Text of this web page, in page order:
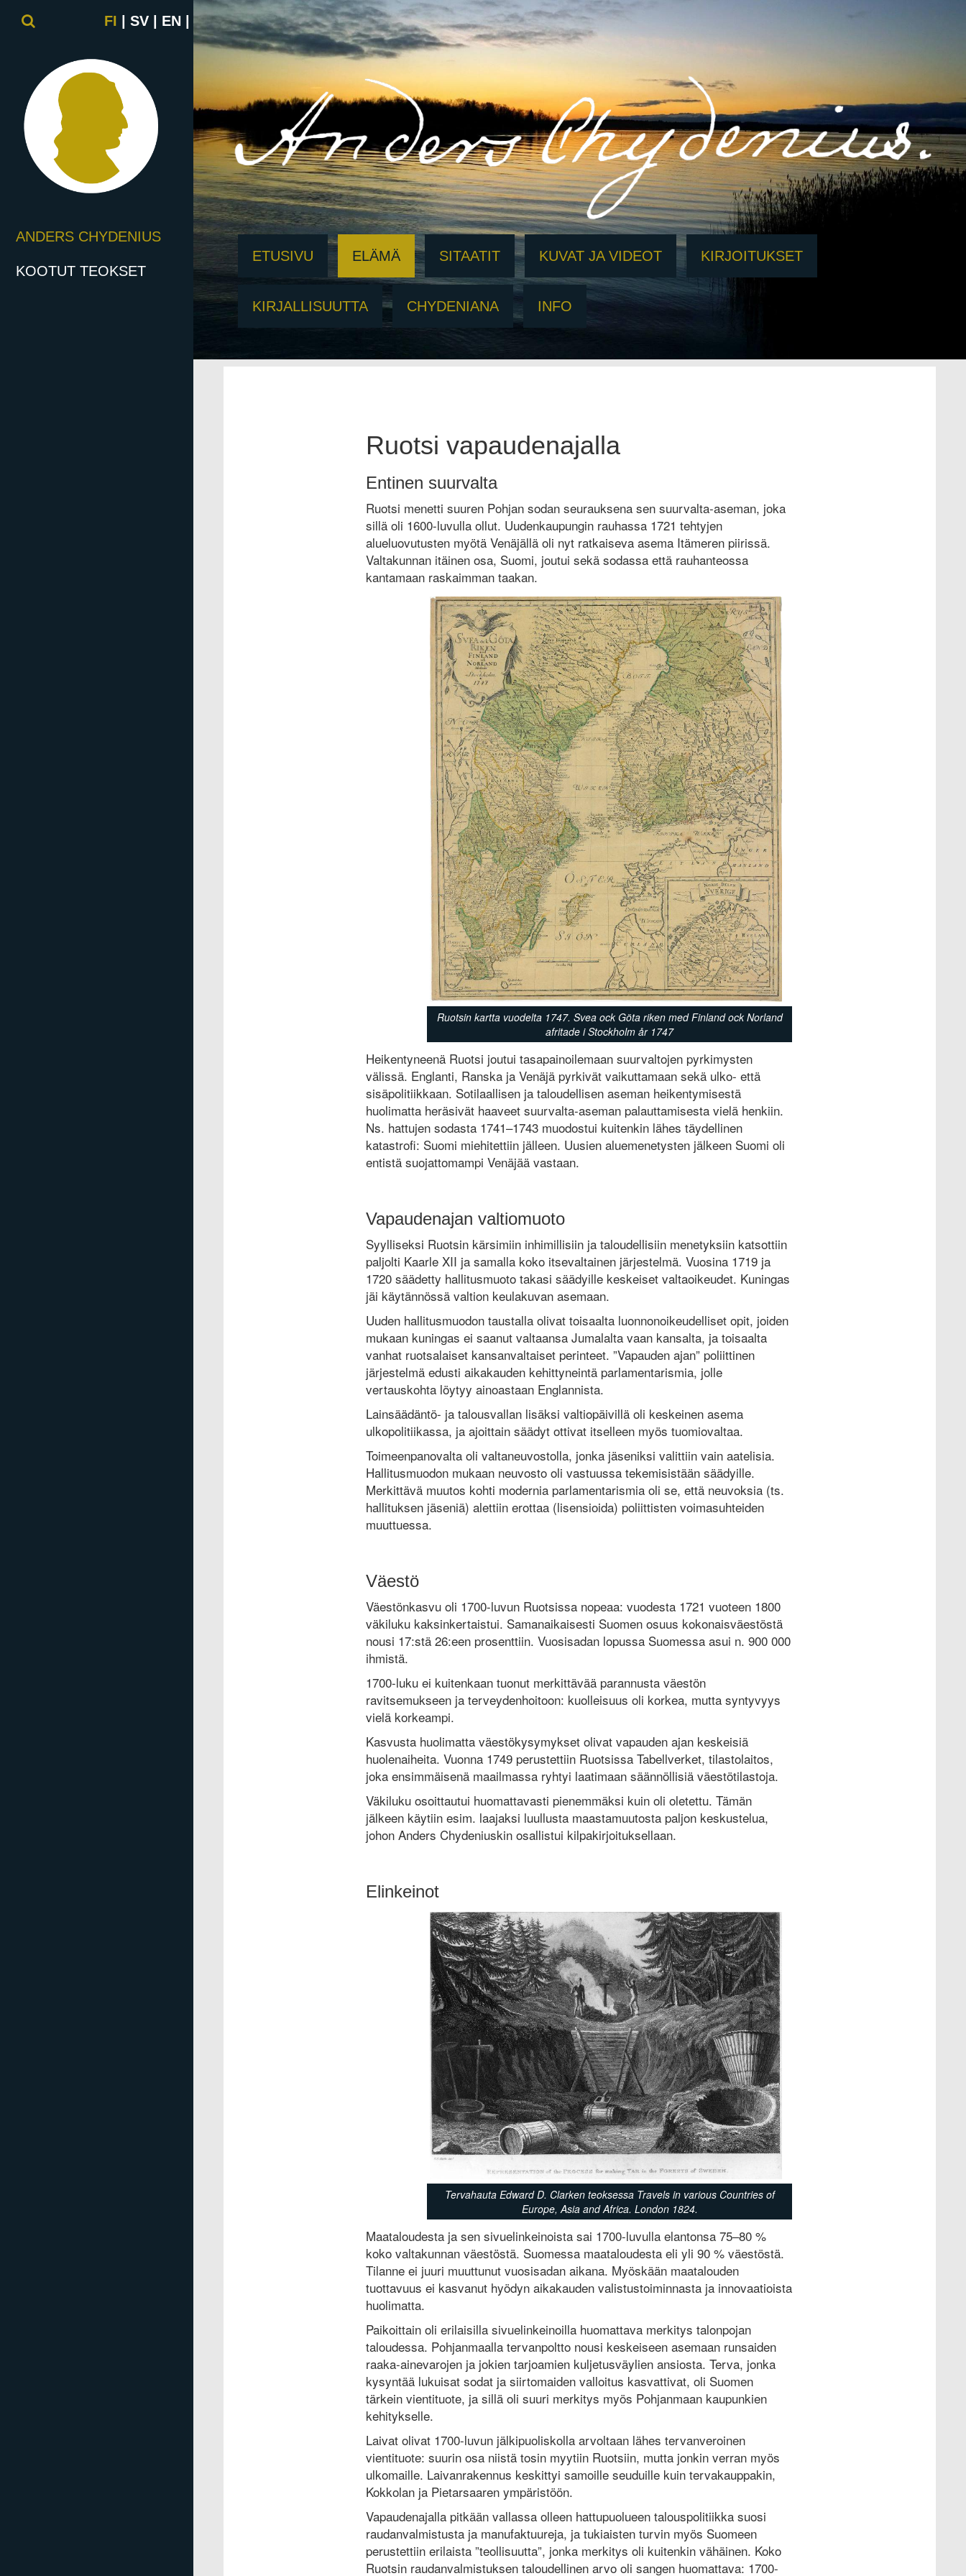
FI SV EN
ANDERS CHYDENIUS
KOOTUT TEOKSET
ETUSIVU ELÄMÄ SITAATIT KUVAT JA VIDEOT KIRJOITUKSET
KIRJALLISUUTTA CHYDENIANA INFO
Ruotsi vapaudenajalla
Entinen suurvalta
Ruotsi menetti suuren Pohjan sodan seurauksena sen suurvalta-aseman, joka
sillä oli 1600-luvulla ollut. Uudenkaupungin rauhassa 1721 tehtyjen
alueluovutusten myötä Venäjällä oli nyt ratkaiseva asema Itämeren piirissä.
Valtakunnan itäinen osa, Suomi, joutui sekä sodassa että rauhanteossa
kantamaan raskaimman taakan.
Ruotsin kartta vuodelta 1747. Svea ock Göta riken med Finland ock Norland
afritade i Stockholm år 1747
Heikentyneenä Ruotsi joutui tasapainoilemaan suurvaltojen pyrkimysten
välissä. Englanti, Ranska ja Venäjä pyrkivät vaikuttamaan sekä ulko- että
sisäpolitiikkaan. Sotilaallisen ja taloudellisen aseman heikentymisestä
huolimatta heräsivät haaveet suurvalta-aseman palauttamisesta vielä henkiin.
Ns. hattujen sodasta 1741–1743 muodostui kuitenkin lähes täydellinen
katastrofi: Suomi miehitettiin jälleen. Uusien aluemenetysten jälkeen Suomi oli
entistä suojattomampi Venäjää vastaan.
Vapaudenajan valtiomuoto
Syylliseksi Ruotsin kärsimiin inhimillisiin ja taloudellisiin menetyksiin katsottiin
paljolti Kaarle XII ja samalla koko itsevaltainen järjestelmä. Vuosina 1719 ja
1720 säädetty hallitusmuoto takasi säädyille keskeiset valtaoikeudet. Kuningas
jäi käytännössä valtion keulakuvan asemaan.
Uuden hallitusmuodon taustalla olivat toisaalta luonnonoikeudelliset opit, joiden
mukaan kuningas ei saanut valtaansa Jumalalta vaan kansalta, ja toisaalta
vanhat ruotsalaiset kansanvaltaiset perinteet. ”Vapauden ajan” poliittinen
järjestelmä edusti aikakauden kehittyneintä parlamentarismia, jolle
vertauskohta löytyy ainoastaan Englannista.
Lainsäädäntö- ja talousvallan lisäksi valtiopäivillä oli keskeinen asema
ulkopolitiikassa, ja ajoittain säädyt ottivat itselleen myös tuomiovaltaa.
Toimeenpanovalta oli valtaneuvostolla, jonka jäseniksi valittiin vain aatelisia.
Hallitusmuodon mukaan neuvosto oli vastuussa tekemisistään säädyille.
Merkittävä muutos kohti modernia parlamentarismia oli se, että neuvoksia (ts.
hallituksen jäseniä) alettiin erottaa (lisensioida) poliittisten voimasuhteiden
muuttuessa.
Väestö
Väestönkasvu oli 1700-luvun Ruotsissa nopeaa: vuodesta 1721 vuoteen 1800
väkiluku kaksinkertaistui. Samanaikaisesti Suomen osuus kokonaisväestöstä
nousi 17:stä 26:een prosenttiin. Vuosisadan lopussa Suomessa asui n. 900 000
ihmistä.
1700-luku ei kuitenkaan tuonut merkittävää parannusta väestön
ravitsemukseen ja terveydenhoitoon: kuolleisuus oli korkea, mutta syntyvyys
vielä korkeampi.
Kasvusta huolimatta väestökysymykset olivat vapauden ajan keskeisiä
huolenaiheita. Vuonna 1749 perustettiin Ruotsissa Tabellverket, tilastolaitos,
joka ensimmäisenä maailmassa ryhtyi laatimaan säännöllisiä väestötilastoja.
Väkiluku osoittautui huomattavasti pienemmäksi kuin oli oletettu. Tämän
jälkeen käytiin esim. laajaksi luullusta maastamuutosta paljon keskustelua,
johon Anders Chydeniuskin osallistui kilpakirjoituksellaan.
Elinkeinot
Tervahauta Edward D. Clarken teoksessa Travels in various Countries of
Europe, Asia and Africa. London 1824.
Maataloudesta ja sen sivuelinkeinoista sai 1700-luvulla elantonsa 75–80 %
koko valtakunnan väestöstä. Suomessa maataloudesta eli yli 90 % väestöstä.
Tilanne ei juuri muuttunut vuosisadan aikana. Myöskään maatalouden
tuottavuus ei kasvanut hyödyn aikakauden valistustoiminnasta ja innovaatioista
huolimatta.
Paikoittain oli erilaisilla sivuelinkeinoilla huomattava merkitys talonpojan
taloudessa. Pohjanmaalla tervanpoltto nousi keskeiseen asemaan runsaiden
raaka-ainevarojen ja jokien tarjoamien kuljetusväylien ansiosta. Terva, jonka
kysyntää lukuisat sodat ja siirtomaiden valloitus kasvattivat, oli Suomen
tärkein vientituote, ja sillä oli suuri merkitys myös Pohjanmaan kaupunkien
kehitykselle.
Laivat olivat 1700-luvun jälkipuoliskolla arvoltaan lähes tervanveroinen
vientituote: suurin osa niistä tosin myytiin Ruotsiin, mutta jonkin verran myös
ulkomaille. Laivanrakennus keskittyi samoille seuduille kuin tervakauppakin,
Kokkolan ja Pietarsaaren ympäristöön.
Vapaudenajalla pitkään vallassa olleen hattupuolueen talouspolitiikka suosi
raudanvalmistusta ja manufaktuureja, ja tukiaisten turvin myös Suomeen
perustettiin erilaista ”teollisuutta”, jonka merkitys oli kuitenkin vähäinen. Koko
Ruotsin raudanvalmistuksen taloudellinen arvo oli sangen huomattava: 1700-